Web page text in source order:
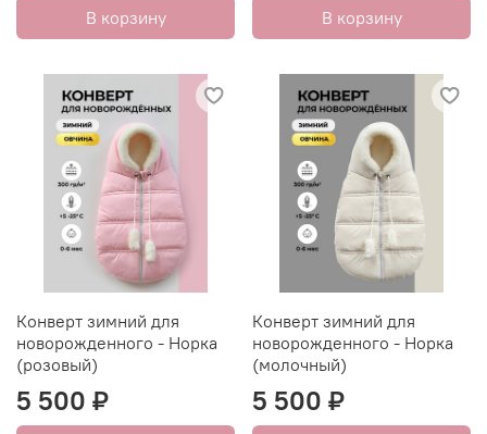
В корзину В корзину
Конверт зимний для
новорожденного - Норка
(розовый)
5 500 ₽
Конверт зимний для
новорожденного - Норка
(молочный)
5 500 ₽